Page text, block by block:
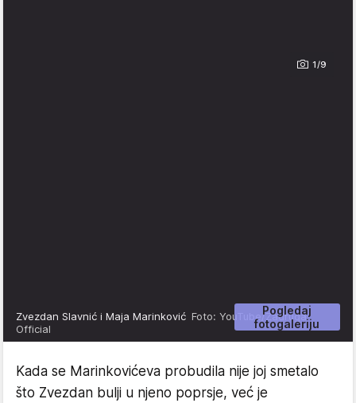
1/9
Pogledaj
fotogaleriju
Zvezdan Slavnić i Maja Marinković Foto: YouTube/Zadruga
Official
Kada se Marinkovićeva probudila nije joj smetalo
što Zvezdan bulji u njeno poprsje, već je